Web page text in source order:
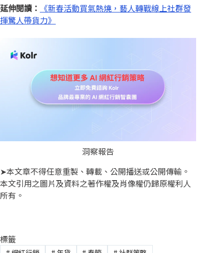
延伸閱讀： 《新春活動買氣熱燒，藝人轉戰線上社群發
揮驚人帶貨力》
洞察報告
➤本文章不得任意重製、轉載、公開播送或公開傳輸。
本文引用之圖片及資料之著作權及肖像權仍歸原權利人
所有。
標籤